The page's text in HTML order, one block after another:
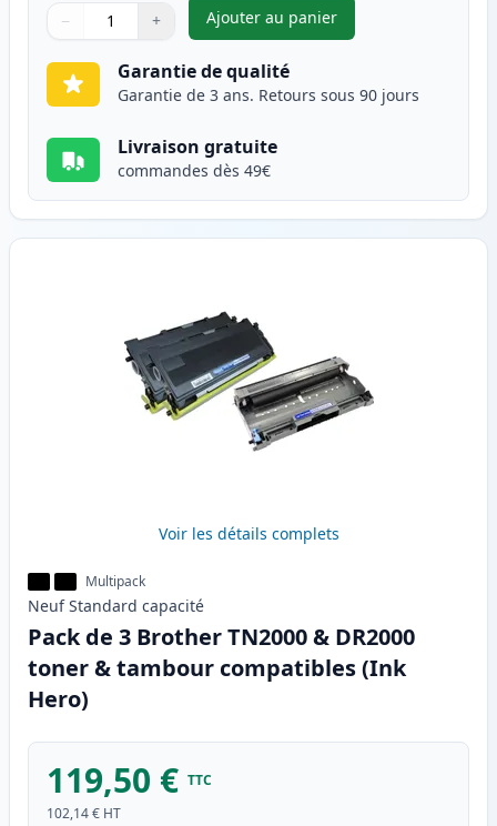
Quantité
Utilisez les boutons pour ajuster
− +
Quantité
Ajouter au panier
,Pack de 5 Brother TN2000
Garantie de qualité
Garantie de 3 ans. Retours sous 90 jours
Livraison gratuite
commandes dès 49€
Voir les détails complets
Multipack
Neuf Standard capacité
Pack de 3 Brother TN2000 & DR2000
toner & tambour compatibles (Ink
Hero)
119,50 € TTC
102,14 € HT